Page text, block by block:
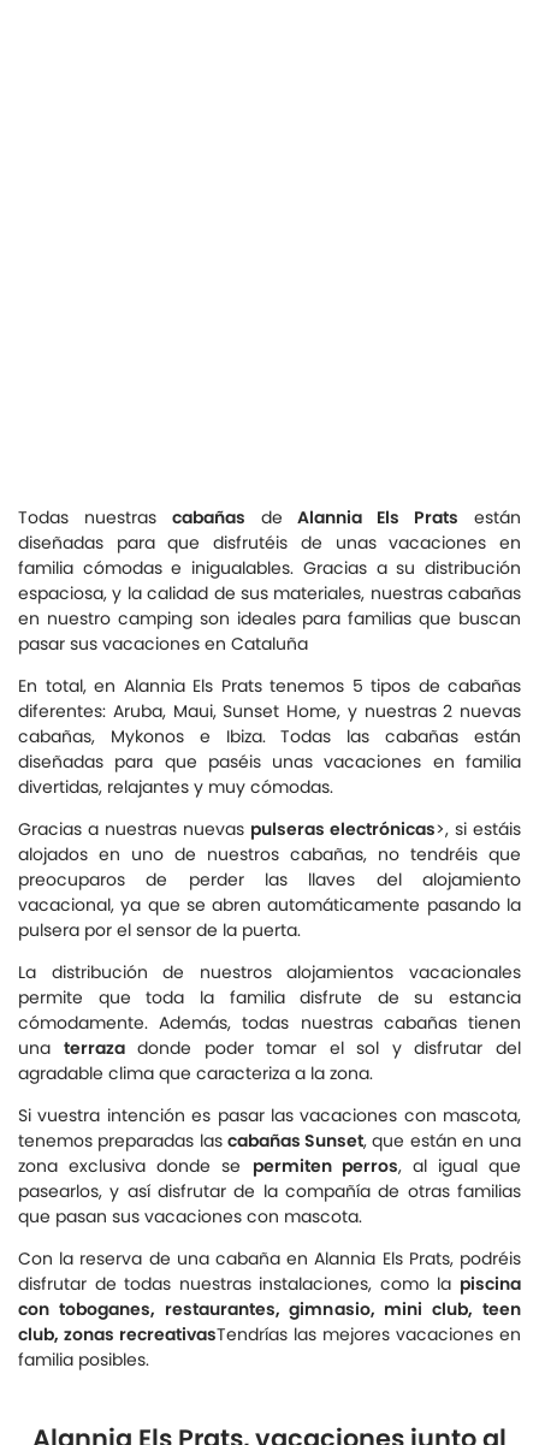
Todas nuestras cabañas deAlannia Els Prats están
diseñadas para que disfrutéis de unas vacaciones en
familia cómodas e inigualables. Gracias a su distribución
espaciosa, y la calidad de sus materiales, nuestras cabañas
en nuestro camping son ideales para familias que buscan
pasar sus vacaciones en Cataluña
En total, en Alannia Els Prats tenemos 5 tipos de cabañas
diferentes: Aruba, Maui, Sunset Home, y nuestras 2 nuevas
cabañas, Mykonos e Ibiza. Todas las cabañas están
diseñadas para que paséis unas vacaciones en familia
divertidas, relajantes y muy cómodas.
Gracias a nuestras nuevas pulseras electrónicas>, si estáis
alojados en uno de nuestros cabañas, no tendréis que
preocuparos de perder las llaves del alojamiento
vacacional, ya que se abren automáticamente pasando la
pulsera por el sensor de la puerta.
La distribución de nuestros alojamientos vacacionales
permite que toda la familia disfrute de su estancia
cómodamente. Además, todas nuestras cabañas tienen
una terrazadonde poder tomar el sol y disfrutar del
agradable clima que caracteriza a la zona.
Si vuestra intención es pasar las vacaciones con mascota,
tenemos preparadas las cabañas Sunset, que están en una
zona exclusiva donde se permiten perros, al igual que
pasearlos, y así disfrutar de la compañía de otras familias
que pasan sus vacaciones con mascota.
Con la reserva de una cabaña en Alannia Els Prats, podréis
disfrutar de todas nuestras instalaciones, como la piscina
con toboganes, restaurantes, gimnasio, mini club, teen
club, zonas recreativasTendrías las mejores vacaciones en
familia posibles.
Alannia Els Prats, vacaciones junto al